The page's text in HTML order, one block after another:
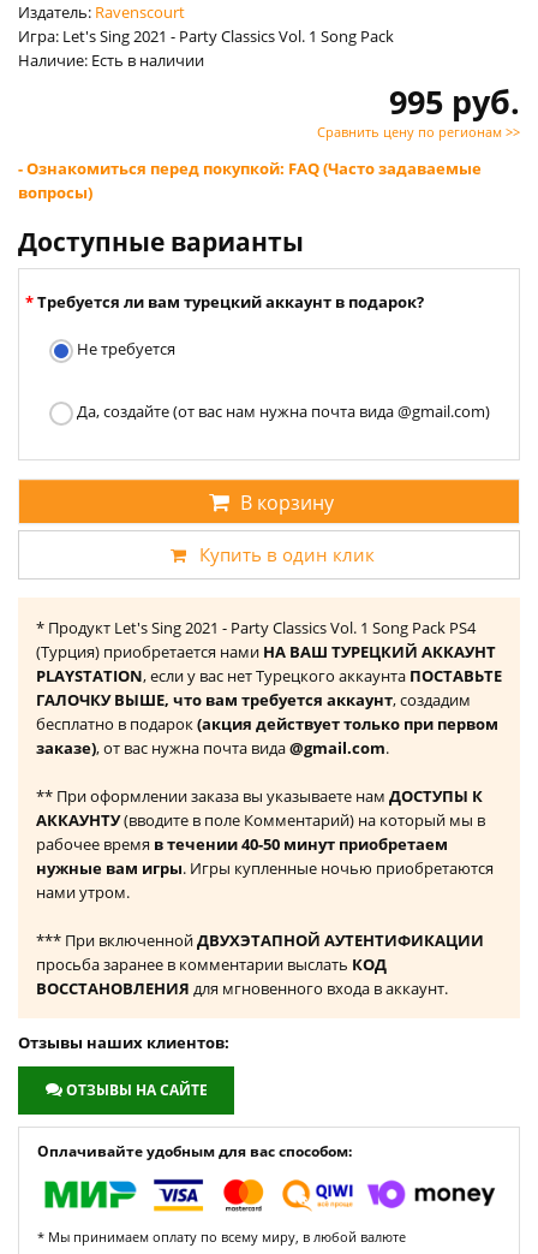
Издатель: Ravenscourt
Игра: Let's Sing 2021 - Party Classics Vol. 1 Song Pack
Наличие: Есть в наличии
995 руб.
Сравнить цену по регионам >>
- Ознакомиться перед покупкой: FAQ (Часто задаваемые
вопросы)
Доступные варианты
Требуется ли вам турецкий аккаунт в подарок?
Не требуется
Да, создайте (от вас нам нужна почта вида @gmail.com)
В корзину
Купить в один клик
* Продукт Let's Sing 2021 - Party Classics Vol. 1 Song Pack PS4
(Турция) приобретается нами НА ВАШ ТУРЕЦКИЙ АККАУНТ
PLAYSTATION, если у вас нет Турецкого аккаунта ПОСТАВЬТЕ
ГАЛОЧКУ ВЫШЕ, что вам требуется аккаунт, создадим
бесплатно в подарок(акция действует только при первом
заказе), от вас нужна почта вида@gmail.com.
** При оформлении заказа вы указываете нам ДОСТУПЫ К
АККАУНТУ(вводите в поле Комментарий) на который мы в
рабочее время в течении 40-50 минут приобретаем
нужные вам игры. Игры купленные ночью приобретаются
нами утром.
*** При включеннойДВУХЭТАПНОЙ АУТЕНТИФИКАЦИИ
просьба заранее в комментарии выслать КОД
ВОССТАНОВЛЕНИЯ для мгновенного входа в аккаунт.
Отзывы наших клиентов:
ОТЗЫВЫ НА САЙТЕ
Оплачивайте удобным для вас способом:
* Мы принимаем оплату по всему миру, в любой валюте